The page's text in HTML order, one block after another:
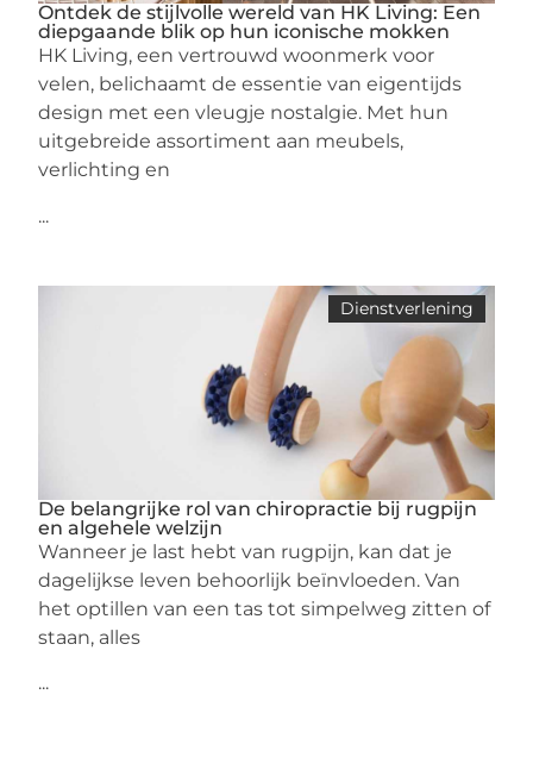
Ontdek de stijlvolle wereld van HK Living: Een
diepgaande blik op hun iconische mokken
HK Living, een vertrouwd woonmerk voor
velen, belichaamt de essentie van eigentijds
design met een vleugje nostalgie. Met hun
uitgebreide assortiment aan meubels,
verlichting en
...
Dienstverlening
De belangrijke rol van chiropractie bij rugpijn
en algehele welzijn
Wanneer je last hebt van rugpijn, kan dat je
dagelijkse leven behoorlijk beïnvloeden. Van
het optillen van een tas tot simpelweg zitten of
staan, alles
...